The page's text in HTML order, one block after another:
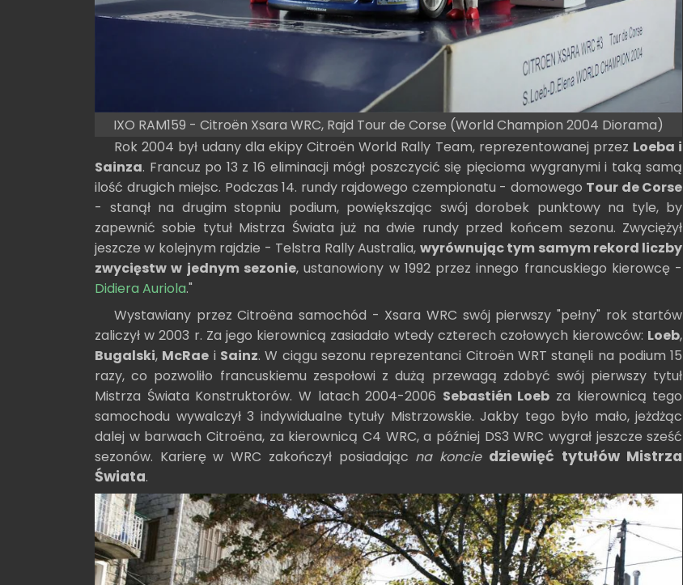
IXO RAM159 - Citroën Xsara WRC, Rajd Tour de Corse (World Champion 2004 Diorama)
Rok 2004 był udany dla ekipy Citroën World Rally Team, reprezentowanej przez Loeba i
Sainza. Francuz po 13 z 16 eliminacji mógł poszczycić się pięcioma wygranymi i taką samą
ilość drugich miejsc. Podczas 14. rundy rajdowego czempionatu - domowego Tour de Corse
- stanął na drugim stopniu podium, powiększając swój dorobek punktowy na tyle, by
zapewnić sobie tytuł Mistrza Świata już na dwie rundy przed końcem sezonu. Zwyciężył
jeszcze w kolejnym rajdzie - Telstra Rally Australia, wyrównując tym samym rekord liczby
zwycięstw w jednym sezonie, ustanowiony w 1992 przez innego francuskiego kierowcę -
Didiera Auriola."
Wystawiany przez Citroëna samochód - Xsara WRC swój pierwszy "pełny" rok startów
zaliczył w 2003 r. Za jego kierownicą zasiadało wtedy czterech czołowych kierowców: Loeb,
Bugalski, McRae i Sainz. W ciągu sezonu reprezentanci Citroën WRT stanęli na podium 15
razy, co pozwoliło francuskiemu zespołowi z dużą przewagą zdobyć swój pierwszy tytuł
Mistrza Świata Konstruktorów. W latach 2004-2006 Sebastién Loeb za kierownicą tego
samochodu wywalczył 3 indywidualne tytuły Mistrzowskie. Jakby tego było mało, jeżdżąc
dalej w barwach Citroëna, za kierownicą C4 WRC, a później DS3 WRC wygrał jeszcze sześć
sezonów. Karierę w WRC zakończył posiadając na koncie dziewięć tytułów Mistrza
Świata.